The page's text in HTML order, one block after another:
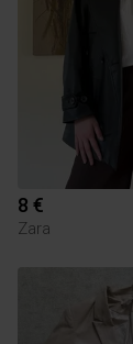
8 €
Zara